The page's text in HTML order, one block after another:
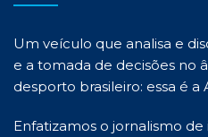
Um veículo que analisa e
e a tomada de decisões no
desporto brasileiro: essa é a
Enfatizamos o jornalismo